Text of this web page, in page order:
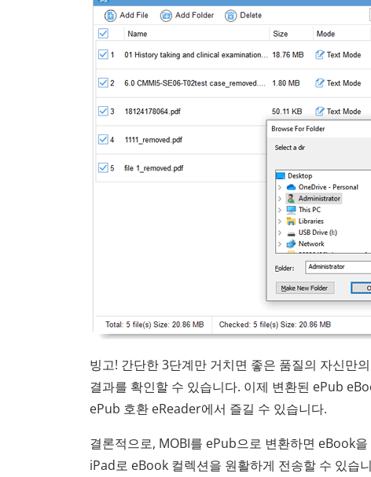
빙고! 간단한 3단계만 거치면 좋은 품질의 자신만
결과를 확인할 수 있습니다. 이제 변환된 ePub
ePub 호환 eReader에서 즐길 수 있습니다.
결론적으로, MOBI를 ePub으로 변환하면 eBook
iPad로 eBook 컬렉션을 원활하게 전송할 수 있습